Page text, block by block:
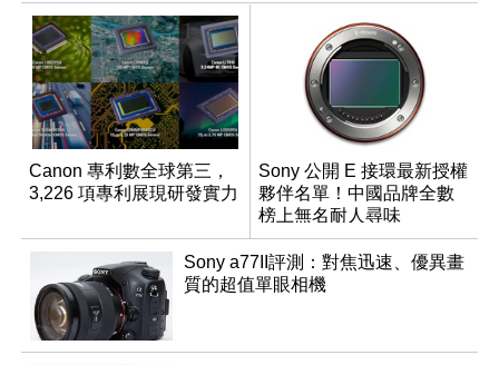
Canon 專利數全球第三，
3,226 項專利展現研發實力
Sony 公開 E 接環最新授權
夥伴名單！中國品牌全數
榜上無名耐人尋味
Sony a77II評測：對焦迅速、優異畫
質的超值單眼相機